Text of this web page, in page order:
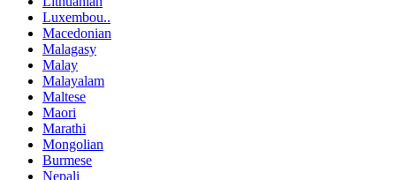
Luxembou..
Macedonian
Malagasy
Malay
Malayalam
Maltese
Maori
Marathi
Mongolian
Burmese
Nepali